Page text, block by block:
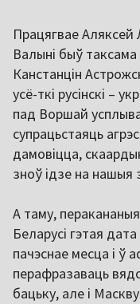
Працягвае Аляксей
Валыні быў
Канстанцін
усё-ткі русінскі –
пад Воршай
супрацьстаяць
дамовіцца,
зноў ідзе на нашыя
А таму,
Беларусі гэтая
пачэснае месца і ў
перафразаваць
бацьку, але і